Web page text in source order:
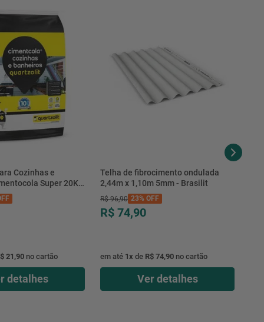
Em Grafite E Cerâmica. Temperatura De Trabalho Do Líquido
Até 80ºc. Motor Elétrico Norma - Nema E Nema 56 - Somente
Para Motores De 1|2Cv Trifásico. Eixo Em Aço Carbono - Ø 1|2
(Monofásico) E Ø 5|8 (Trifásico) 2 Polos - 3.500 Rpm - 60 Hz.
Protetor Térmico Contra Sobrecarga, Grau De Proteç
Cozinhas e
Super 20KG
- Quartzolit
21,90 no cartão
detalhes
Telha de fibrocimento ondulada
2,44m x 1,10m 5mm - Brasilit
R$ 96,90 23% OFF
R$ 74,90
em até 1x de R$ 74,90 no cartão
Ver detalhes